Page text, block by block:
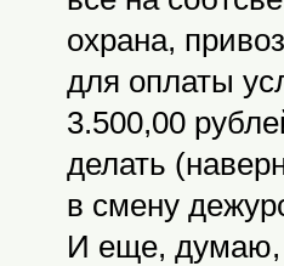
охрана,
для оплаты
3.500,00
делать
в смену
И еще, думаю,